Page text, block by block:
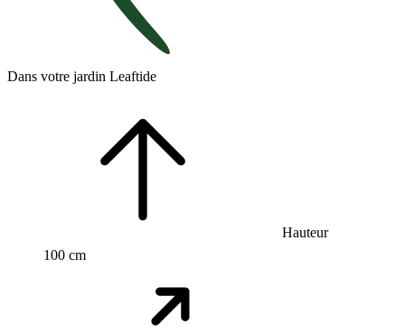
Dans votre jardin Leaftide
Hauteur
100 cm